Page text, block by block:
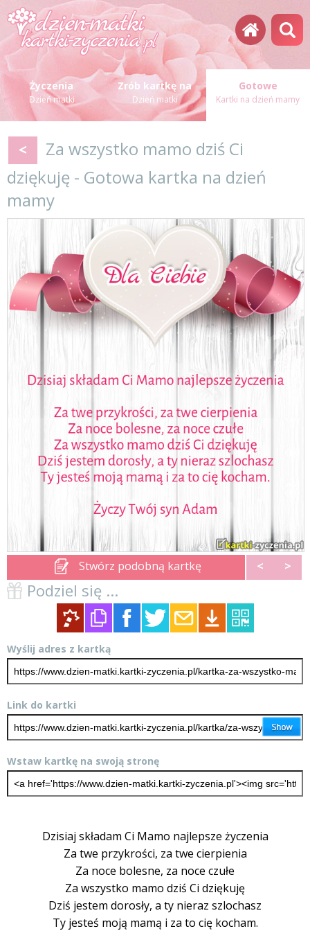
Życzenia
Dzień matki
Zrób kartkę na
Dzień matki
Gotowe
Kartki na dzień mamy
<
Za wszystko mamo dziś Ci
dziękuję - Gotowa kartka na dzień
mamy
Stwórz podobną kartkę < >
Podziel się ...
Wyślij adres z kartką
Link do kartki
Wstaw kartkę na swoją stronę
Dzisiaj składam Ci Mamo najlepsze życzenia
Za twe przykrości, za twe cierpienia
Za noce bolesne, za noce czułe
Za wszystko mamo dziś Ci dziękuję
Dziś jestem dorosły, a ty nieraz szlochasz
Ty jesteś moją mamą i za to cię kocham.